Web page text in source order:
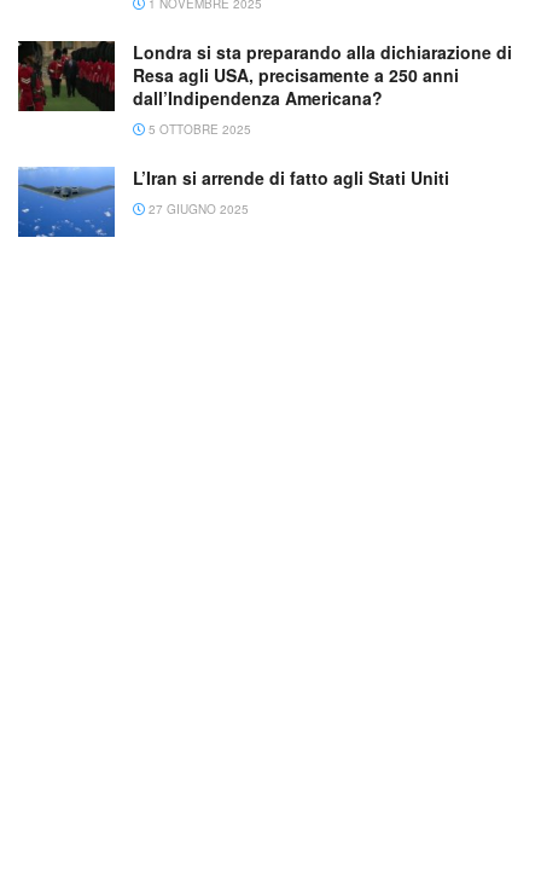
1 NOVEMBRE 2025
Londra si sta preparando alla dichiarazione di
Resa agli USA, precisamente a 250 anni
dall’Indipendenza Americana?
5 OTTOBRE 2025
L’Iran si arrende di fatto agli Stati Uniti
27 GIUGNO 2025